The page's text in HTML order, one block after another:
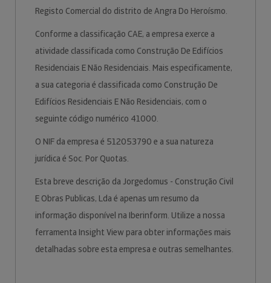
Registo Comercial do distrito de Angra Do Heroísmo.
Conforme a classificação CAE, a empresa exerce a
atividade classificada como Construção De Edifícios
Residenciais E Não Residenciais. Mais especificamente,
a sua categoria é classificada como Construção De
Edifícios Residenciais E Não Residenciais, com o
seguinte código numérico 41000.
O NIF da empresa é 512053790 e a sua natureza
jurídica é Soc. Por Quotas.
Esta breve descrição da Jorgedomus - Construção Civil
E Obras Publicas, Lda é apenas um resumo da
informação disponível na Iberinform. Utilize a nossa
ferramenta Insight View para obter informações mais
detalhadas sobre esta empresa e outras semelhantes.